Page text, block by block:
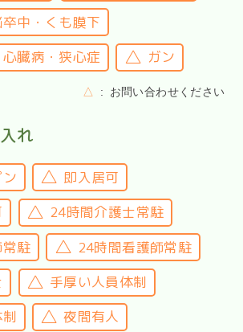
中・くも膜下
臓病・狭心症
ガン
△ お問い合わせください
れ
即入居可
24時間介護士常駐
駐
24時間看護師常駐
手厚い人員体制
夜間有人